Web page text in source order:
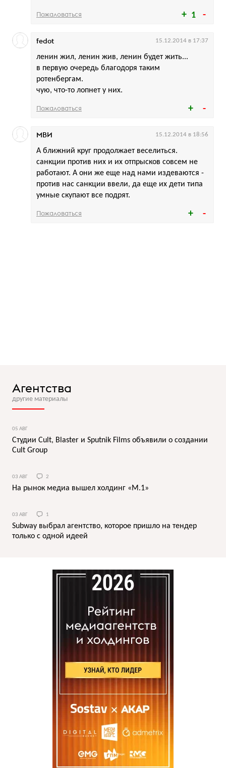
1
Пожаловаться
ленин жил, ленин жив, ленин будет жить...
в первую очередь благодоря таким
ротенбергам.
чую, что-то лопнет у них.
fedot 15.12.2014 в 17:37
Пожаловаться
А ближний круг продолжает веселиться.
санкции против них и их отпрысков совсем не
работают. А они же еще над нами издеваются -
против нас санкции ввели, да еще их дети типа
умные скупают все подрят.
МВИ 15.12.2014 в 18:56
Пожаловаться
Агентства
другие материалы
05 АВГ
Студии Cult, Blaster и Sputnik Films объявили о создании
Cult Group
03 АВГ 2
На рынок медиа вышел холдинг «М.1»
03 АВГ 1
Subway выбрал агентство, которое пришло на тендер
только с одной идеей